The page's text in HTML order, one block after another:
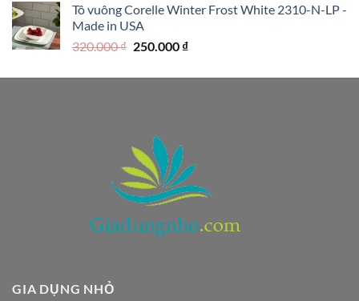
là:
390.000 ₫.
tại
290.000 ₫.
Tô vuông Corelle Winter Frost White 2310-N-LP -
Made in USA
320.000₫ Giá
là:
250.000 ₫Giá
tại
GIA DỤNG NHỎ